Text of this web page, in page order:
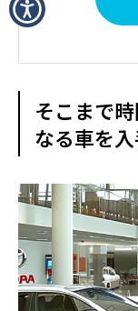
そこまで
なる車を